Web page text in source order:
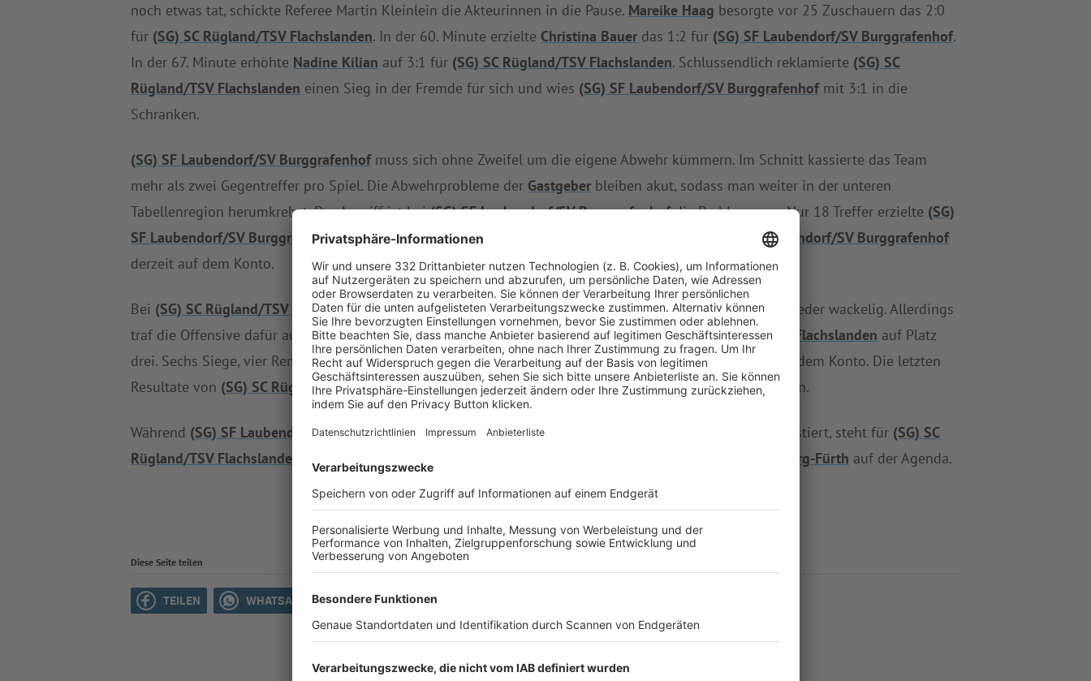
noch etwas tat, schickte Referee Martin Kleinlein die Akteurinnen in die Pause. Mareike Haag besorgte vor 25 Zuschauern das 2:0
für (SG) SC Rügland/TSV Flachslanden. In der 60. Minute erzielte Christina Bauer das 1:2 für (SG) SF Laubendorf/SV Burggrafenhof.
In der 67. Minute erhöhte Nadine Kilian auf 3:1 für (SG) SC Rügland/TSV Flachslanden. Schlussendlich reklamierte (SG) SC
Rügland/TSV Flachslanden einen Sieg in der Fremde für sich und wies (SG) SF Laubendorf/SV Burggrafenhofmit 3:1 in die
Schranken.
(SG) SF Laubendorf/SV Burggrafenhofmuss sich ohne Zweifel um die eigene Abwehr kümmern. Im Schnitt kassierte das Team
mehr als zwei Gegentreffer pro Spiel. Die Abwehrprobleme der Gastgeber bleiben akut, sodass man weiter in der unteren
Tabellenregion herumkrebst. Der Angriff ist bei(SG) SF Laubendorf/SV Burggrafenhofdie Problemzone. Nur 18 Treffer erzielte (SG)
SF Laubendorf/SV Burggrafenhofbislang. Vier Siege, drei Remis und sechs Niederlagen hat
(SG) SF Laubendorf/SV Burggrafenhof
derzeit auf dem Konto.
Bei (SG) SC Rügland/TSV Flachslandenpräsentierte sich die Abwehr angesichts 24 Gegentreffer immer wieder wackelig. Allerdings
traf die Offensive dafür auch gerne ins gegnerische Tor (27). Trotz des Sieges bleibt(SG) SC Rügland/TSV Flachslanden auf Platz
drei. Sechs Siege, vier Remis und fünf Niederlagen hat(SG) SC Rügland/TSV Flachslandenmomentan auf dem Konto. Die letzten
Resultate von (SG) SC Rügland/TSV Flachslandenkonnten sich sehen lassen – acht Punkte aus fünf Partien.
Während (SG) SF Laubendorf/SV Burggrafenhofam nächsten Samstag (16:00 Uhr) bei gastiert, steht für (SG) SC
Rügland/TSV Flachslanden
einen Tag vorher der Schlagabtausch bei der Zweitvertretung von SGV Nürnberg-Fürth auf der Agenda.
Diese Seite teilen
TEILEN WHATSAPP MAIL